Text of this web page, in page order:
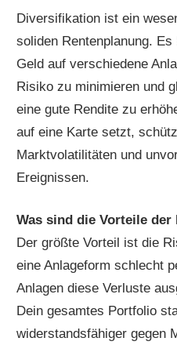
Diversifikation ist ein
soliden Rentenplanung.
Geld auf verschiedene
Risiko zu minimieren und
eine gute Rendite zu
auf eine Karte setzt,
Marktvolatilitäten und
Ereignissen.
Was sind die Vorteile
Der größte Vorteil ist die
eine Anlageform schlecht
Anlagen diese Verluste
Dein gesamtes Portfolio
widerstandsfähiger gegen